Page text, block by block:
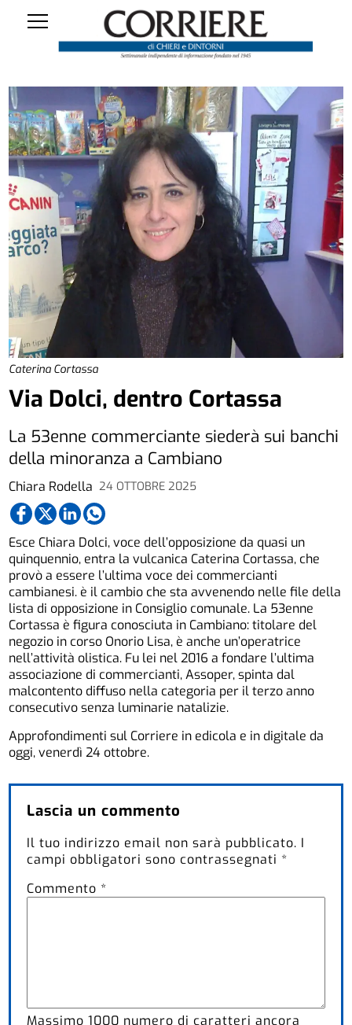
Caterina Cortassa
Chiara Rodella 24 OTTOBRE 2025
Via Dolci, dentro Cortassa
La 53enne commerciante siederà sui banchi
della minoranza a Cambiano
Esce Chiara Dolci, voce dell’opposizione da quasi un
quinquennio, entra la vulcanica Caterina Cortassa, che
provò a essere l’ultima voce dei commercianti
cambianesi. è il cambio che sta avvenendo nelle file della
lista di opposizione in Consiglio comunale. La 53enne
Cortassa è figura conosciuta in Cambiano: titolare del
negozio in corso Onorio Lisa, è anche un’operatrice
nell’attività olistica. Fu lei nel 2016 a fondare l’ultima
associazione di commercianti, Assoper, spinta dal
malcontento diffuso nella categoria per il terzo anno
consecutivo senza luminarie natalizie.
Approfondimenti sul Corriere in edicola e in digitale da
oggi, venerdì 24 ottobre.
Lascia un commento
Il tuo indirizzo email non sarà pubblicato. I
campi obbligatori sono contrassegnati *
Commento *
Massimo1000 numero di caratteri ancora